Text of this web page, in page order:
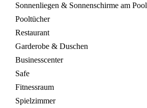
Sonnenliegen & Sonnenschirme am Pool
Pooltücher
Restaurant
Garderobe & Duschen
Businesscenter
Safe
Fitnessraum
Spielzimmer